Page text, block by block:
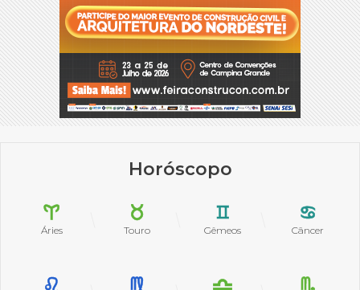
Horóscopo
Áries Touro Gêmeos Câncer